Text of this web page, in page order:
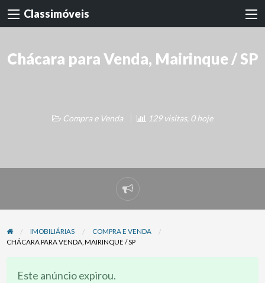
Classimóveis
Chácara para Venda, Mairinque / SP
Compra e Venda 129 visitas, 0 hoje
Denunciar
problema
IMOBILIÁRIAS
COMPRA E VENDA
CHÁCARA PARA VENDA, MAIRINQUE / SP
Este anúncio expirou.